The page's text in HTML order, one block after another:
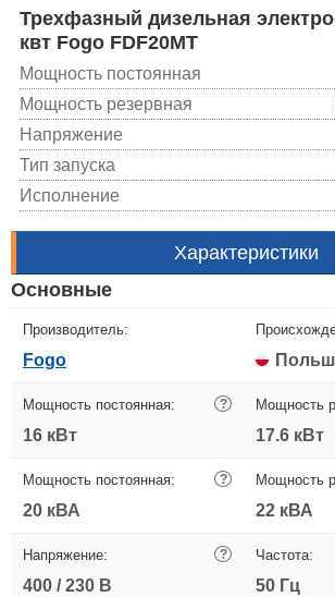
Трехфазный дизельная
квт Fogo FDF20MT
Мощность постоянная
Мощность резервная
Напряжение
Тип запуска
Исполнение
Характеристики
Основные
Производитель:
Fogo
Мощность постоянная: ?
16 кВт
Мощность
17.6 кВт
Мощность постоянная: ?
20 кВА
Мощность
22 кВА
Напряжение: ?
400 / 230 В
Частота:
50 Гц